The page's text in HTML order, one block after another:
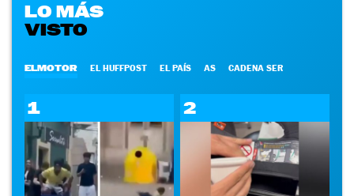
LO MÁS
VISTO
ELMOTOR EL HUFFPOST EL PAÍS AS CADENA SER
1 2